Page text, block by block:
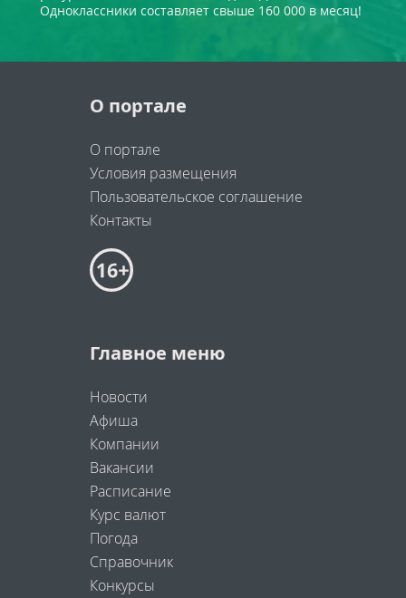
Одноклассники составляет свыше 160 000 в месяц!
О портале
О портале
Условия размещения
Пользовательское соглашение
Контакты
Главное меню
Новости
Афиша
Компании
Вакансии
Расписание
Курс валют
Погода
Справочник
Конкурсы